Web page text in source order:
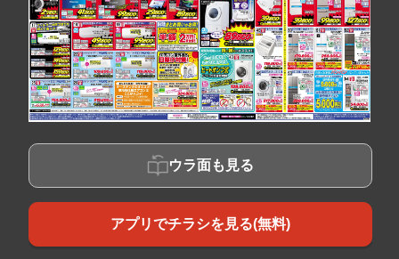
ウラ面も見る
アプリでチラシを見る(無料)